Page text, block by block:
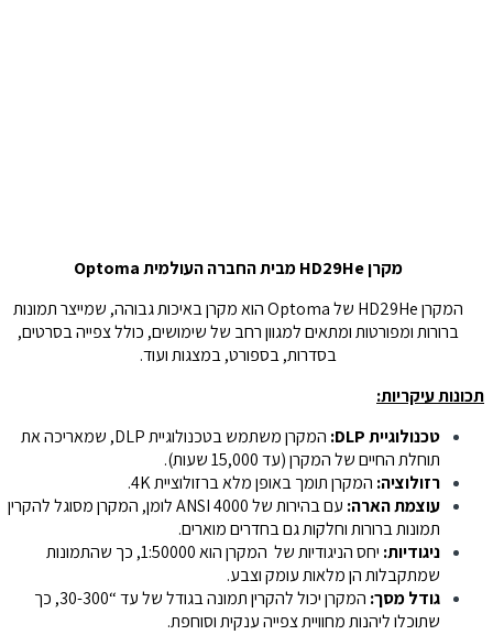
מקרן HD29He מבית החברה העולמית Optoma
המקרן HD29He של Optoma הוא מקרן באיכות גבוהה, שמייצר תמונות
ברורות ומפורטות ומתאים למגוון רחב של שימושים, כולל צפייה בסרטים,
בסדרות, בספורט, במצגות ועוד.
תכונות עיקריות:
טכנולוגיית DLP:
המקרן משתמש בטכנולוגיית DLP, שמאריכה את
תוחלת החיים של המקרן (עד 15,000 שעות).
רזולוציה:המקרן תומך באופן מלא ברזולוציית 4K.
עוצמת הארה:
עם בהירות של 4000 ANSI לומן, המקרן מסוגל להקרין
תמונות ברורות וחלקות גם בחדרים מוארים.
ניגודיות:
יחס הניגודיות של המקרן הוא 1:50000, כך שהתמונות
שמתקבלות הן מלאות עומק וצבע.
גודל מסך:
המקרן יכול להקרין תמונה בגודל של עד “30-300, כך
שתוכלו ליהנות מחוויית צפייה ענקית וסוחפת.